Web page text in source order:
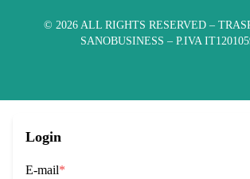
© 2026 ALL RIGHTS RESERVED​ –
SANOBUSINESS – P.IVA
Login
E-mail*